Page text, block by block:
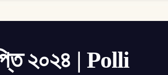
২০২৪ | Polli